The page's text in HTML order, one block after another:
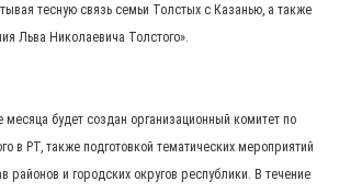
тесную связь семьи Толстых с Казанью, а также
Льва Николаевича Толстого».
месяца будет создан организационный комитет по
в РТ, также подготовкой тематических мероприятий
районов и городских округов республики. В течение